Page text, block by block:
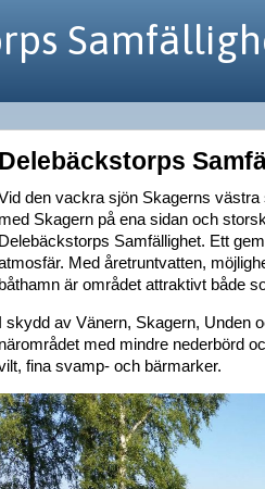
Delebäckstorps
den vackra sjön Skagerns
med Skagern på ena sidan och
Delebäckstorps Samfällighet. Ett
Med åretruntvatten,
båthamn är området attraktivt både
I skydd av Vänern, Skagern, Unden
närområdet med mindre nederbörd
fina svamp- och bärmarker.